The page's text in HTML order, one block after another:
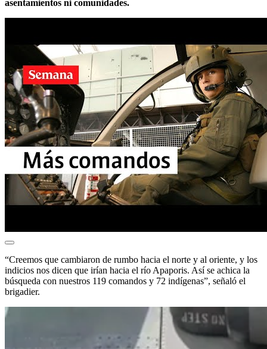
asentamientos ni comunidades.
“Creemos que cambiaron de rumbo hacia el norte y al oriente, y los
indicios nos dicen que irían hacia el río Apaporis. Así se achica la
búsqueda con nuestros 119 comandos y 72 indígenas”, señaló el
brigadier.